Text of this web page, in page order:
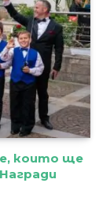
които ще